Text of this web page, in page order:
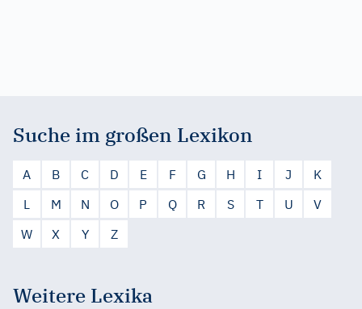
Suche im großen Lexikon
A B C D E F G H I J
K
L
M N O P Q R S T U
V
W
X Y Z
Weitere Lexika